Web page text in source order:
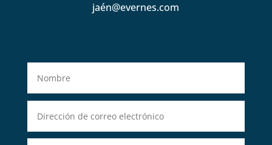
jaén@evernes.com